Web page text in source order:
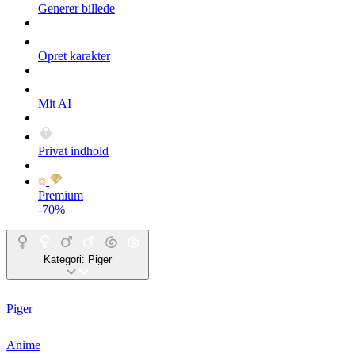
Generer billede
Opret karakter
Mit AI
Privat indhold
Premium
-70%
Kategori: Piger
Piger
Anime